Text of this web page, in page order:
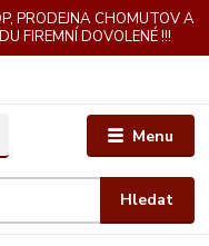
PRODEJNA CHOMUTOV A
FIREMNÍ DOVOLENÉ !!!
Menu
Hledat